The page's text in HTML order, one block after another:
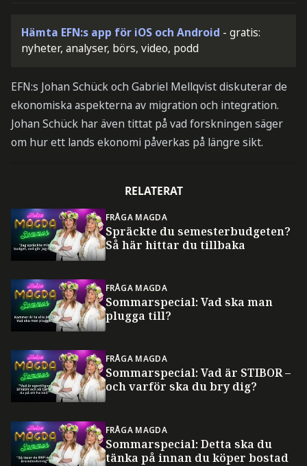
Hämta EFN:s app för iOS och Android - gratis:
nyheter, analyser, börs, video, podd
EFN:s Johan Schück och Gabriel Mellqvist diskuterar de
ekonomiska aspekterna av migration och integration.
Johan Schück har även tittat på vad forskningen säger
om hur ett lands ekonomi påverkas på längre sikt.
RELATERAT
FRÅGA MAGDA
Spräckte du semesterbudgeten?
Så här hittar du tillbaka
FRÅGA MAGDA
Sommarspecial: Vad ska man
plugga till?
FRÅGA MAGDA
Sommarspecial: Vad är STIBOR –
och varför ska du bry dig?
FRÅGA MAGDA
Sommarspecial: Detta ska du
tänka på innan du köper bostad